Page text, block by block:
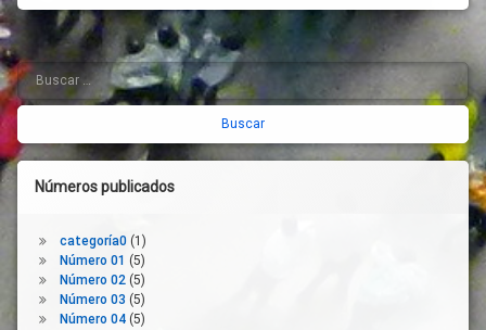
ERTE
De
Alarma
Los
Trabajadores
Fijos-
Fuerza
Mayor
Gobierno
Liquidez
Barra
lateral
derecha
Buscar:
Números publicados
categoría0(1)
Número 01 (5)
Número 02(5)
Número 03 (5)
Número 04(5)